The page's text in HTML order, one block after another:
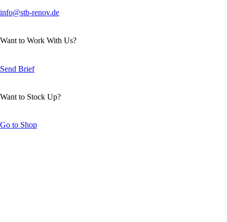
info@stb-renov.de
Want to Work With Us?
Send Brief
Want to Stock Up?
Go to Shop